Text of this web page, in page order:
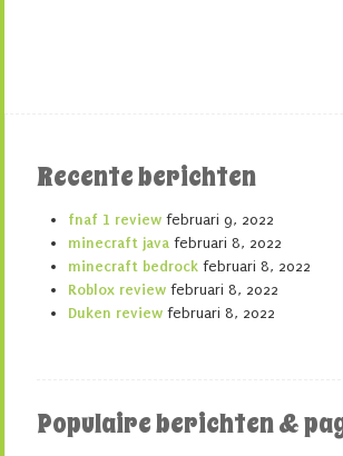
Recente berichten
fnaf 1 review februari 9, 2022
minecraft java februari 8, 2022
minecraft bedrock februari 8, 2022
Roblox review februari 8, 2022
Duken review februari 8, 2022
Populaire berichten &